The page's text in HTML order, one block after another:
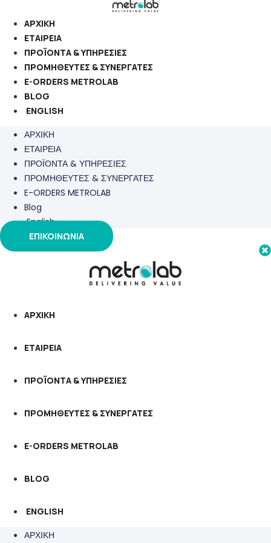
στο
περιεχόμενο
ΑΡΧΙΚΗ
ΕΤΑΙΡΕΙΑ
ΠΡΟΪΟΝΤΑ & ΥΠΗΡΕΣΙΕΣ
ΠΡΟΜΗΘΕΥΤΕΣ & ΣΥΝΕΡΓΑΤΕΣ
E-ORDERS METROLAB
BLOG
ENGLISH
ΑΡΧΙΚΗ
ΕΤΑΙΡΕΙΑ
ΠΡΟΪΟΝΤΑ & ΥΠΗΡΕΣΙΕΣ
ΠΡΟΜΗΘΕΥΤΕΣ & ΣΥΝΕΡΓΑΤΕΣ
E-ORDERS METROLAB
Blog
English
ΕΠΙΚΟΙΝΩΝΙΑ
ΑΡΧΙΚΗ
ΕΤΑΙΡΕΙΑ
ΠΡΟΪΟΝΤΑ & ΥΠΗΡΕΣΙΕΣ
ΠΡΟΜΗΘΕΥΤΕΣ & ΣΥΝΕΡΓΑΤΕΣ
E-ORDERS METROLAB
BLOG
ENGLISH
ΑΡΧΙΚΗ